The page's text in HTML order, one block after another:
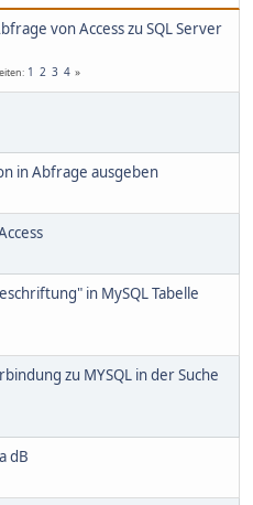
von Access zu SQL Server
1 2 3 4
in Abfrage ausgeben
in MySQL Tabelle
zu MYSQL in der Suche
dB